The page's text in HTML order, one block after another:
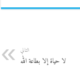
التالي
لا حياة إلا بطاعة الله